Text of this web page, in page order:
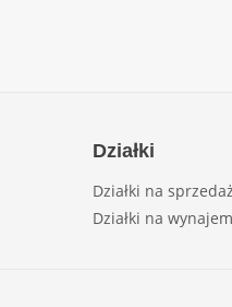
Działki
Działki na sprzedaż
Działki na wynajem